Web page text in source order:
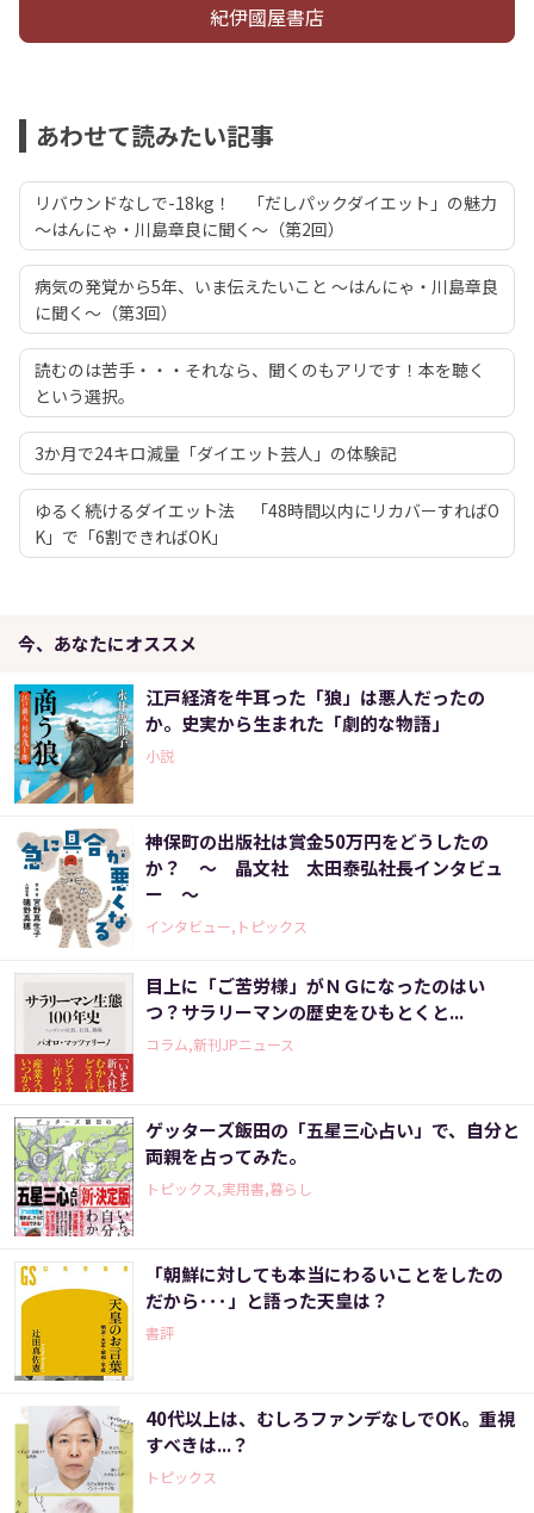
紀伊國屋書店
あわせて読みたい記事
リバウンドなしで-18kg！ 「だしパックダイエット」の魅力
～はんにゃ・川島章良に聞く～（第2回）
病気の発覚から5年、いま伝えたいこと ～はんにゃ・川島章良
に聞く～（第3回）
読むのは苦手・・・それなら、聞くのもアリです！本を聴く
という選択。
3か月で24キロ減量「ダイエット芸人」の体験記
ゆるく続けるダイエット法 「48時間以内にリカバーすればO
K」で「6割できればOK」
今、あなたにオススメ
江戸経済を牛耳った「狼」は悪人だったの
か。史実から生まれた「劇的な物語」
小説
神保町の出版社は賞金50万円をどうしたの
か？ ～ 晶文社 太田泰弘社長インタビュ
ー ～
インタビュー,トピックス
目上に「ご苦労様」がＮＧになったのはい
つ？サラリーマンの歴史をひもとくと...
コラム,新刊JPニュース
ゲッターズ飯田の「五星三心占い」で、自分と
両親を占ってみた。
トピックス,実用書,暮らし
「朝鮮に対しても本当にわるいことをしたの
だから･･･」と語った天皇は？
書評
40代以上は、むしろファンデなしでOK。重視
すべきは...？
トピックス